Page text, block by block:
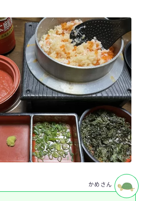
かめさん